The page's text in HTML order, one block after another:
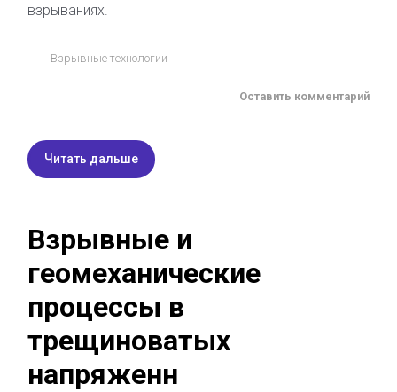
взрываниях.
Взрывные технологии
Оставить комментарий
Читать дальше
Взрывные и
геомеханические
процессы в
трещиноватых
напряженн